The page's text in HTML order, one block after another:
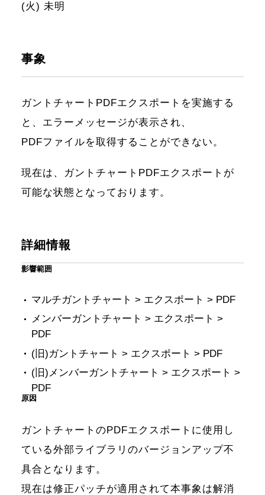
(火) 未明
事象
ガントチャートPDFエクスポートを実施する
と、エラーメッセージが表示され、
PDFファイルを取得することができない。
現在は、ガントチャートPDFエクスポートが
可能な状態となっております。
詳細情報
影響範囲
マルチガントチャート > エクスポート > PDF
メンバーガントチャート > エクスポート >
PDF
(旧)ガントチャート > エクスポート > PDF
(旧)メンバーガントチャート > エクスポート >
PDF
原因
ガントチャートのPDFエクスポートに使用し
ている外部ライブラリのバージョンアップ不
具合となります。
現在は修正パッチが適用されて本事象は解消